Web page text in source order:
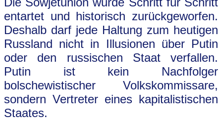
entartet und historisch zurückgeworfen.
Deshalb darf jede Haltung zum heutigen
Russland nicht in Illusionen über Putin
oder den russischen Staat verfallen.
Putin ist kein Nachfolger
bolschewistischer Volkskommissare,
sondern Vertreter eines kapitalistischen
Staates.